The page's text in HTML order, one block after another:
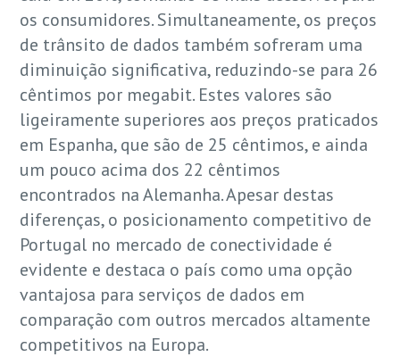
os consumidores. Simultaneamente, os preços
de trânsito de dados também sofreram uma
diminuição significativa, reduzindo-se para 26
cêntimos por megabit. Estes valores são
ligeiramente superiores aos preços praticados
em Espanha, que são de 25 cêntimos, e ainda
um pouco acima dos 22 cêntimos
encontrados na Alemanha. Apesar destas
diferenças, o posicionamento competitivo de
Portugal no mercado de conectividade é
evidente e destaca o país como uma opção
vantajosa para serviços de dados em
comparação com outros mercados altamente
competitivos na Europa.